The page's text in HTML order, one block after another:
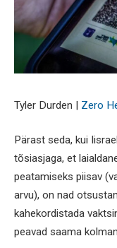
Tyler Durden | Zero
Pärast seda, kui
tõsiasjaga, et
peatamiseks piisav
arvu), on nad
kahekordistada
peavad saama